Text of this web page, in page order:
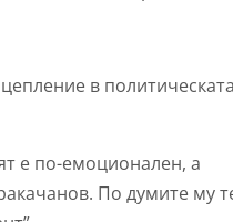
в политическата
е по-емоционален, а
По думите му